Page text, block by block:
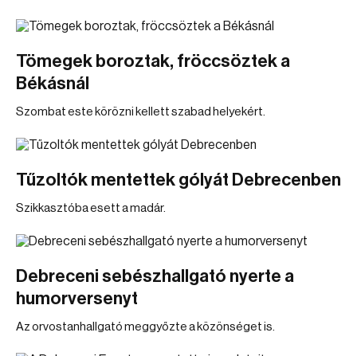
Tömegek boroztak, fröccsöztek a
Békásnál
Szombat este körözni kellett szabad helyekért.
Tűzoltók mentettek gólyát Debrecenben
Szikkasztóba esett a madár.
Debreceni sebészhallgató nyerte a
humorversenyt
Az orvostanhallgató meggyőzte a közönséget is.